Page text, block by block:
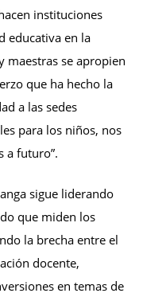
instituciones
educativa en la
maestras se apropien
que ha hecho la
a las sedes
para los niños, nos
a futuro”.
sigue liderando
que miden los
la brecha entre el
docente,
en temas de